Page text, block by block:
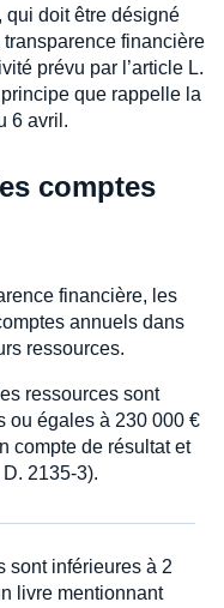
qui doit être désigné
financière
prévu par l’article L.
que rappelle la
6 avril.
comptes
financière, les
annuels dans
ressources.
ressources sont
ou égales à 230 000 €
compte de résultat et
2135-3).
sont inférieures à 2
livre mentionnant